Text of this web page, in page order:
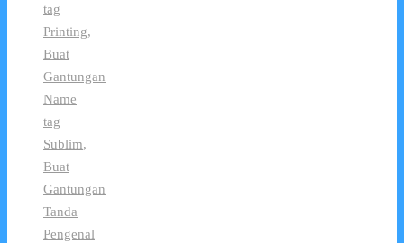
tag
Printing,
Buat
Gantungan
Name
tag
Sublim,
Buat
Gantungan
Tanda
Pengenal